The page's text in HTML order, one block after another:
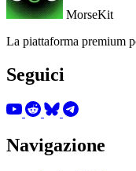
MorseKit
La piattaforma premium
Seguici
Navigazione